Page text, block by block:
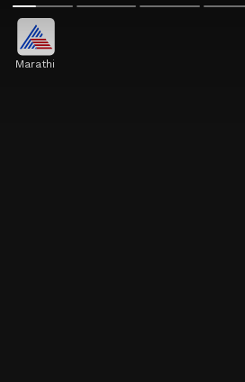
Marathi